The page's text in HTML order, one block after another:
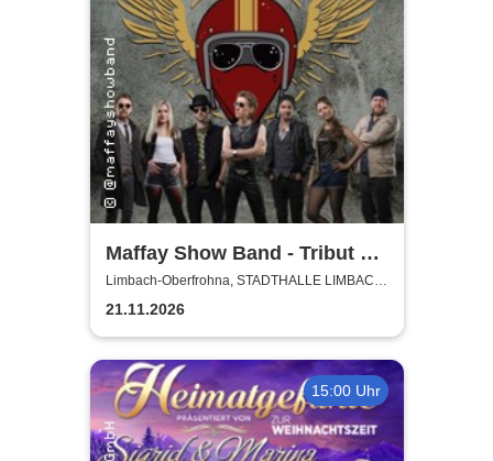
Maffay Show Band - Tribut an
Peter Maffay
Limbach-Oberfrohna, STADTHALLE LIMBACH-
OBERFROHNA
21.11.2026
15:00 Uhr